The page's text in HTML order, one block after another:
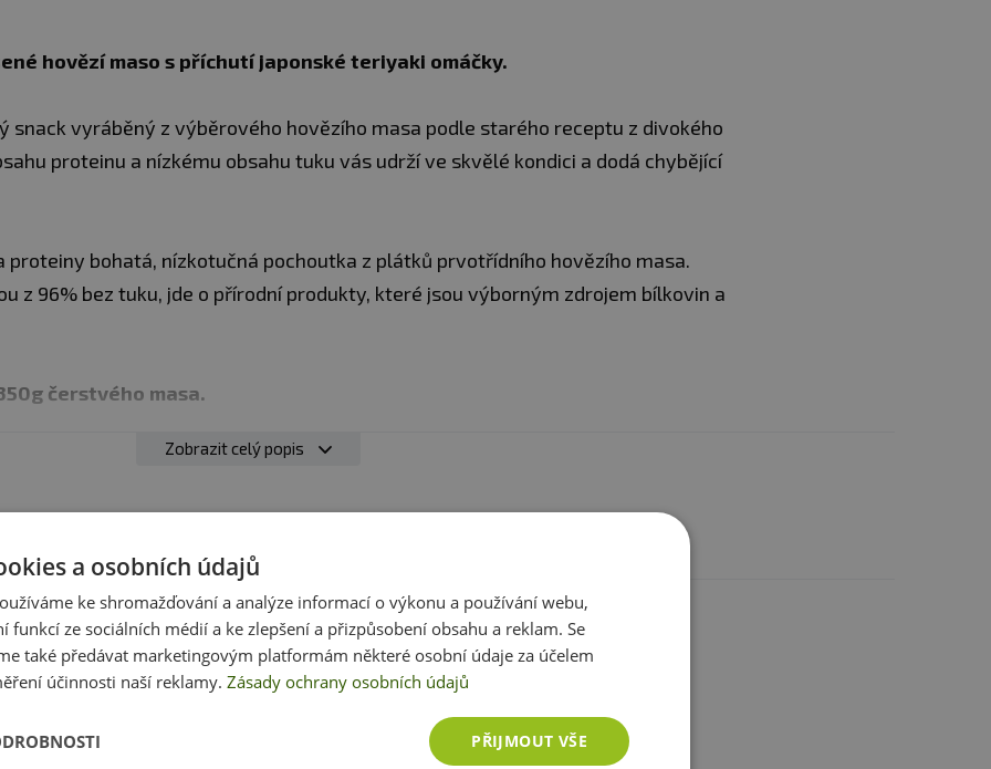
hovězí maso s příchutí japonské teriyaki omáčky.
snack vyráběný z výběrového hovězího masa podle starého receptu z divokého
proteinu a nízkému obsahu tuku vás udrží ve skvělé kondici a dodá chybějící
proteiny bohatá, nízkotučná pochoutka z plátků prvotřídního hovězího masa.
z 96% bez tuku, jde o přírodní produkty, které jsou výborným zdrojem bílkovin a
čerstvého masa.
sportovní a rekreační aktivity. Když jedete na výlet, lyžovat, hrát golf, sjíždět
kořeněné, orientální požitek
sůl (max. 5,0%), hnědý cukr, dextróza, černý pepř, hořčičné semínko, kari,
aroma, glutamát sodný, kyselina askorbová, dusitan sodný
Zobrazit celý popis
zkušenost? Napište recenzi a pomozte tak ostatním
zákazníkům s rozhodováním. Děkujeme :-)
a osobních údajů
ke shromažďování a analýze informací o výkonu a používání webu,
funkcí ze sociálních médií a ke zlepšení a přizpůsobení obsahu a reklam. Se
také předávat marketingovým platformám některé osobní údaje za účelem
účinnosti naší reklamy. Zásady ochrany osobních údajů
PŘIJMOUT VŠE